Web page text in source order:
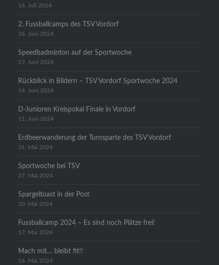
16. Juli 2024
2. Fussballcamps des TSV Vordorf
26. Juni 2024
Speedbadminton auf der Sportwoche
17. Juni 2024
Rückblick in Bildern – TSV Vordorf Sportwoche 2024
14. Juni 2024
D-Junioren Kreispokal Finale in Vordorf
11. Juni 2024
Erdbeerwanderung der Turnsparte des TSV Vordorf
31. Mai 2024
Sportwoche bei TSV
27. Mai 2024
Spargeltoast in der Post
20. Mai 2024
Fussballcamp 2024 – Es sind noch Plätze frei!
17. Mai 2024
Mach mit… bleibt fit!!
16. Mai 2024